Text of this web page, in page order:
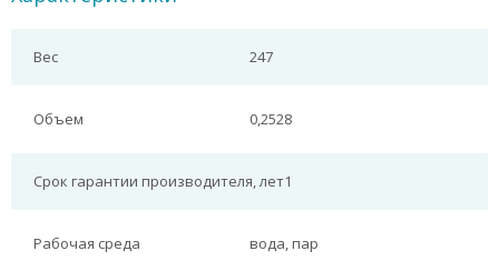
Вес 247
Объем 0,2528
Срок гарантии производителя, лет1
Рабочая среда вода, пар